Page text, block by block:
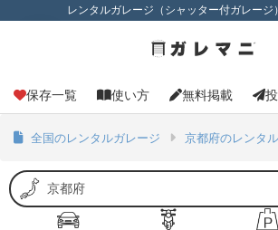
レンタルガレージ（シャッター付ガレージ
保存一覧 使い方 無料掲載
全国のレンタルガレージ 京都府のレンタ